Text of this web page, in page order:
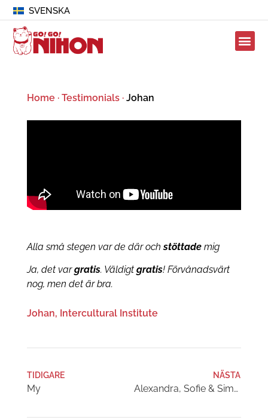
SVENSKA
Home · Testimonials· Johan
Alla små stegen var de där ochstöttademig
Ja, det vargratis. Väldigt gratis! Förvånadsvärt
nog, men det är bra.
Johan, Intercultural Institute
TIDIGARE
My
NÄSTA
Alexandra, Sofie & Simon